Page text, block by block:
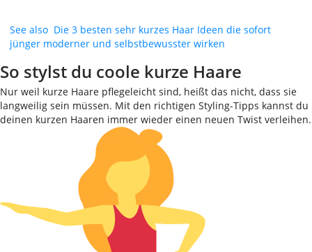
See also Die 3 besten sehr kurzes Haar Ideen die sofort
jünger moderner und selbstbewusster wirken
So stylst du coole kurze Haare
Nur weil kurze Haare pflegeleicht sind, heißt das nicht, dass sie
langweilig sein müssen. Mit den richtigen Styling-Tipps kannst du
deinen kurzen Haaren immer wieder einen neuen Twist verleihen.